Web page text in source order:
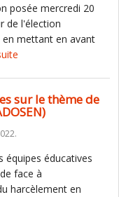
posée mercredi 20
de l'élection
en mettant en avant
sur le thème de
équipes éducatives
face à
harcèlement en